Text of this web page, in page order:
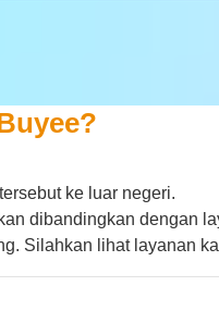
ke luar negeri.
dibandingkan dengan
Silahkan lihat layanan